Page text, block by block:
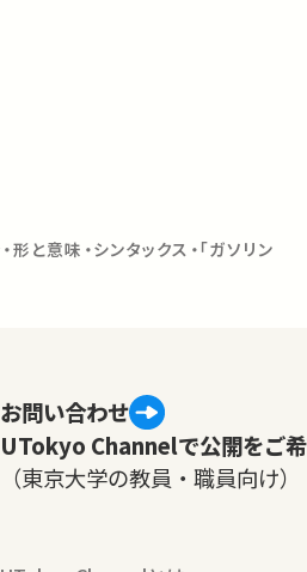
と意味・シンタックス・「ガソリン
お問い合わせ
UTokyo Channelで公開をご
（東京大学の教員・職員向け）